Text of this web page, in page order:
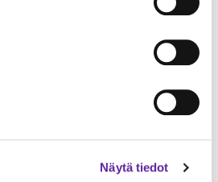
Näytä tiedot